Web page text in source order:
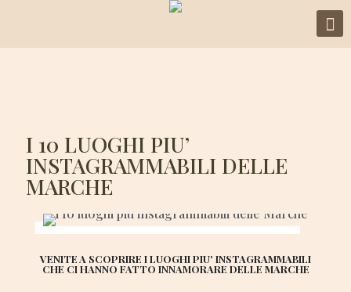
I 10 LUOGHI PIU’
INSTAGRAMMABILI DELLE
MARCHE
VENITE A SCOPRIRE I LUOGHI PIU' INSTAGRAMMABILI
CHE CI HANNO FATTO INNAMORARE DELLE MARCHE